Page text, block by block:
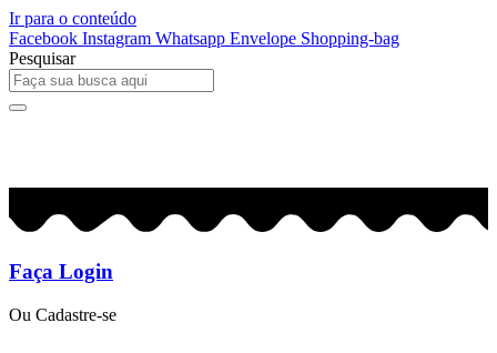
Ir para o conteúdo
Facebook Instagram Whatsapp Envelope Shopping-bag
Pesquisar
Faça Login
Ou Cadastre-se